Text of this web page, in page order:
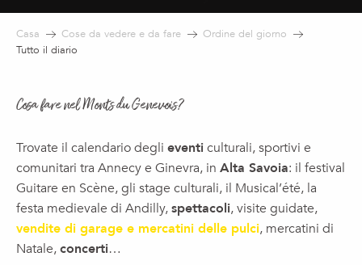
Casa Cose da vedere e da fare
Ordine del giorno
Tutto il diario
Cosa fare nel Monts du Genevois?
Trovate il calendario degli eventiculturali, sportivi e
comunitari tra Annecy e Ginevra, in Alta Savoia: il festival
Guitare en Scène, gli stage culturali, il Musical’été, la
festa medievale di Andilly,spettacoli, visite guidate,
vendite di garage e mercatini delle pulci, mercatini di
Natale,concerti…